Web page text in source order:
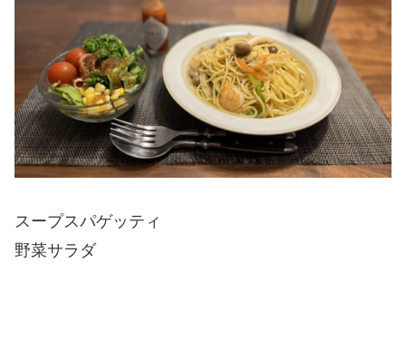
スープスパゲッティ
野菜サラダ